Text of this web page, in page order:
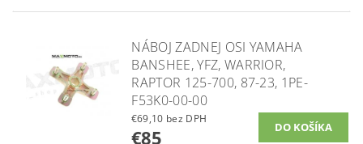
NÁBOJ ZADNEJ OSI YAMAHA
BANSHEE, YFZ, WARRIOR,
RAPTOR 125-700, 87-23, 1PE-
F53K0-00-00
€69,10 bez DPH
€85